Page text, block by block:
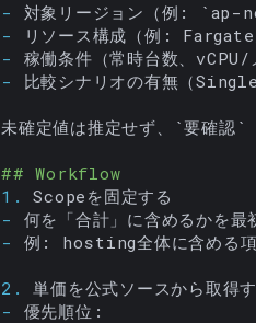
-
対象リージョン（例: `ap-
-
-
-
比較シナリオの有無（
未確定値は推定せず、 `要確認`
## Workflow
1.
-
-
例: hosting全体に含める項
2.
-